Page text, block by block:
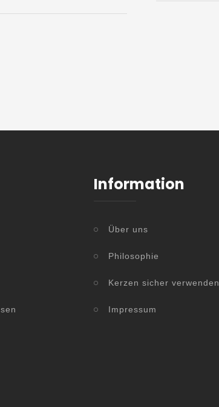
Information
Über uns
Philosophie
Kerzen sicher verwenden
Impressum